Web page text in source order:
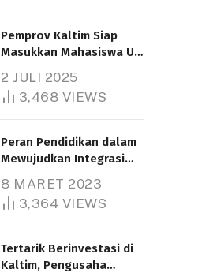
Pemprov Kaltim Siap
Masukkan Mahasiswa UT
Bantuan Pendidikan
Gratispol
2 JULI 2025
3,468 VIEWS
Peran Pendidikan dalam
Mewujudkan Integrasi
8 MARET 2023
3,364 VIEWS
Tertarik Berinvestasi di
Kaltim, Pengusaha